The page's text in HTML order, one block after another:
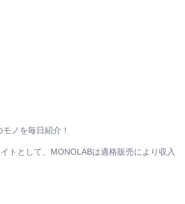
ノを毎日紹介！
トとして、MONOLABは適格販売により収入